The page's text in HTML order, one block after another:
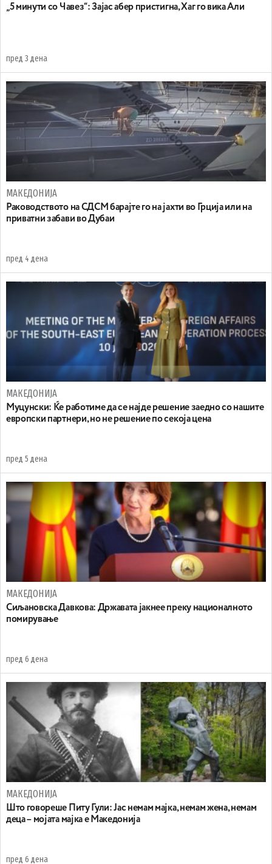
„5 минути со Чавез“: Зајас абер пристигна, Хаг го вика Али
пред 3 дена
МАКЕДОНИЈА
Раководството на СДСМ барајте го на јахти во Грција или на
приватни забави во Дубаи
пред 4 дена
МАКЕДОНИЈА
Муцунски: Ќе работиме да се најде решение заедно со нашите
европски партнери, но не решение по секоја цена
пред 5 дена
МАКЕДОНИЈА
Сиљановска Давкова: Државата јакнее преку националното
помирување
пред 6 дена
МАКЕДОНИЈА
Што говореше Питу Гули: Јас немам мајка, немам жена, немам
деца – мојата мајка е Македонија
пред 6 дена